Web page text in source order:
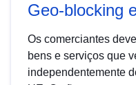
Geo-blocking
Os comerciantes
bens e serviços que
independentemente